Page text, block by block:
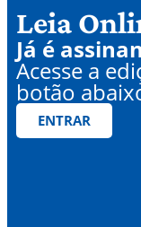
Leia
Já é
Acesse a
botão
ENTRAR